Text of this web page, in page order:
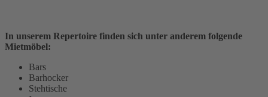
In unserem Repertoire finden sich unter anderem folgende
Mietmöbel:
Bars
Barhocker
Stehtische